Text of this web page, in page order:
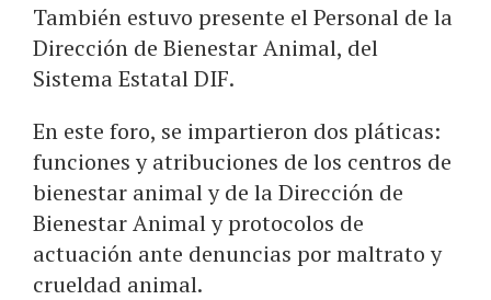
También estuvo presente el Personal de la
Dirección de Bienestar Animal, del
Sistema Estatal DIF.
En este foro, se impartieron dos pláticas:
funciones y atribuciones de los centros de
bienestar animal y de la Dirección de
Bienestar Animal y protocolos de
actuación ante denuncias por maltrato y
crueldad animal.